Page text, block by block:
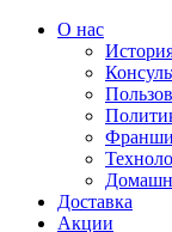
О нас
Доставка
Акции